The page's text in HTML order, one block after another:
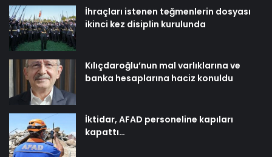
İhraçları istenen teğmenlerin dosyası
ikinci kez disiplin kurulunda
Kılıçdaroğlu’nun mal varlıklarına ve
banka hesaplarına haciz konuldu
İktidar, AFAD personeline kapıları
kapattı…